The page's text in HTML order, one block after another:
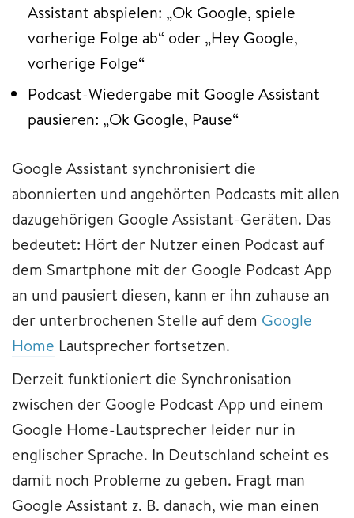
Assistant abspielen: „Ok Google, spiele
vorherige Folge ab“ oder „Hey Google,
vorherige Folge“
Podcast-Wiedergabe mit Google Assistant
pausieren: „Ok Google, Pause“
Google Assistant synchronisiert die
abonnierten und angehörten Podcasts mit allen
dazugehörigen Google Assistant-Geräten. Das
bedeutet: Hört der Nutzer einen Podcast auf
dem Smartphone mit der Google Podcast App
an und pausiert diesen, kann er ihn zuhause an
der unterbrochenen Stelle auf dem Google
Home Lautsprecher fortsetzen.
Derzeit funktioniert die Synchronisation
zwischen der Google Podcast App und einem
Google Home-Lautsprecher leider nur in
englischer Sprache. In Deutschland scheint es
damit noch Probleme zu geben. Fragt man
Google Assistant z. B. danach, wie man einen